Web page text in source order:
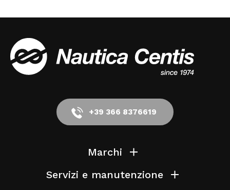
+39 366 8376619
Marchi
Servizi e manutenzione